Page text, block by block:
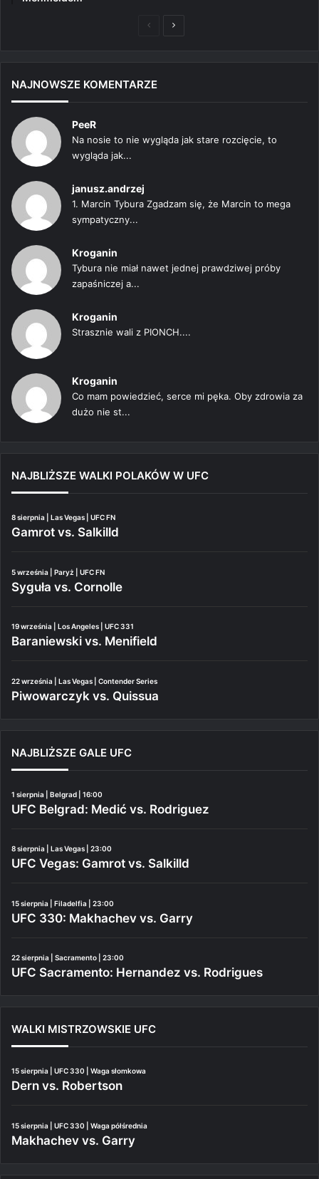
PoprzedniaNastępna
NAJNOWSZE KOMENTARZE
PeeR
Na nosie to nie wygląda jak stare rozcięcie, to
wygląda jak...
janusz.andrzej
1. Marcin Tybura Zgadzam się, że Marcin to mega
sympatyczny...
Kroganin
Tybura nie miał nawet jednej prawdziwej próby
zapaśniczej a...
Kroganin
Strasznie wali z PIONCH....
Kroganin
Co mam powiedzieć, serce mi pęka. Oby zdrowia za
dużo nie st...
NAJBLIŻSZE WALKI POLAKÓW W UFC
8 sierpnia | Las Vegas | UFC FN
Gamrot vs. Salkilld
5 września | Paryż | UFC FN
Syguła vs. Cornolle
19 września | Los Angeles | UFC 331
Baraniewski vs. Menifield
22 września | Las Vegas | Contender Series
Piwowarczyk vs. Quissua
NAJBLIŻSZE GALE UFC
1 sierpnia | Belgrad | 16:00
UFC Belgrad: Medić vs. Rodriguez
8 sierpnia | Las Vegas | 23:00
UFC Vegas: Gamrot vs. Salkilld
15 sierpnia | Filadelfia | 23:00
UFC 330: Makhachev vs. Garry
22 sierpnia | Sacramento | 23:00
UFC Sacramento: Hernandez vs. Rodrigues
WALKI MISTRZOWSKIE UFC
15 sierpnia | UFC 330 | Waga słomkowa
Dern vs. Robertson
15 sierpnia | UFC 330 | Waga półśrednia
Makhachev vs. Garry